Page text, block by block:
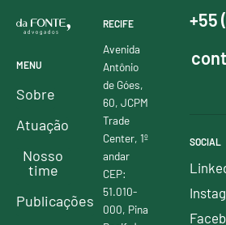
MENU
Sobre
Atuação
Nosso
time
Publicações
RECIFE
Avenida
Antônio
de Góes,
60, JCPM
Trade
Center, 1º
andar
CEP:
51.010-
000, Pina
+55
SOCIAL